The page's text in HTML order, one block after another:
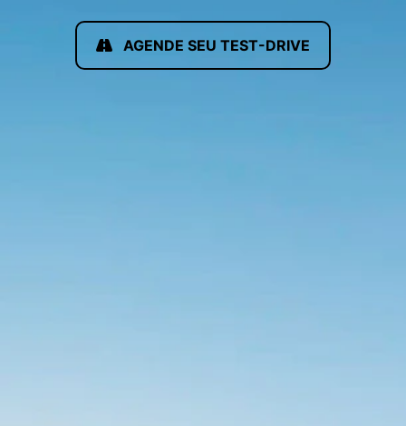
AGENDE SEU TEST-DRIVE